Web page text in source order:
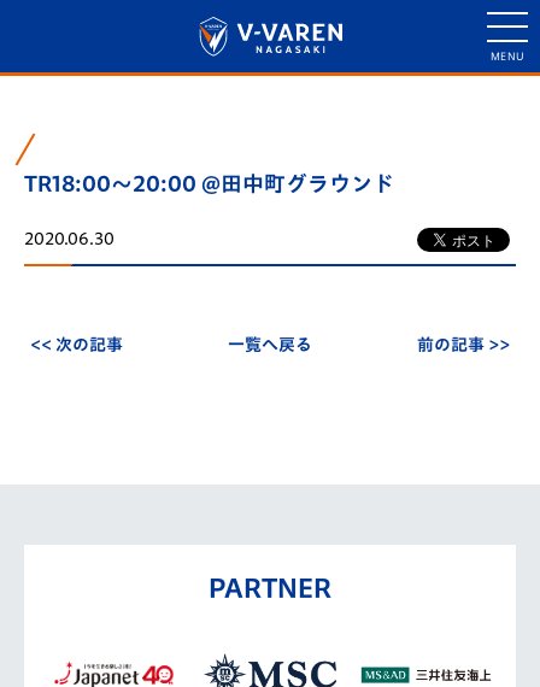
TR18:00～20:00 @田中町グラウンド
2020.06.30
<< 次の記事 一覧へ戻る 前の記事 >>
PARTNER